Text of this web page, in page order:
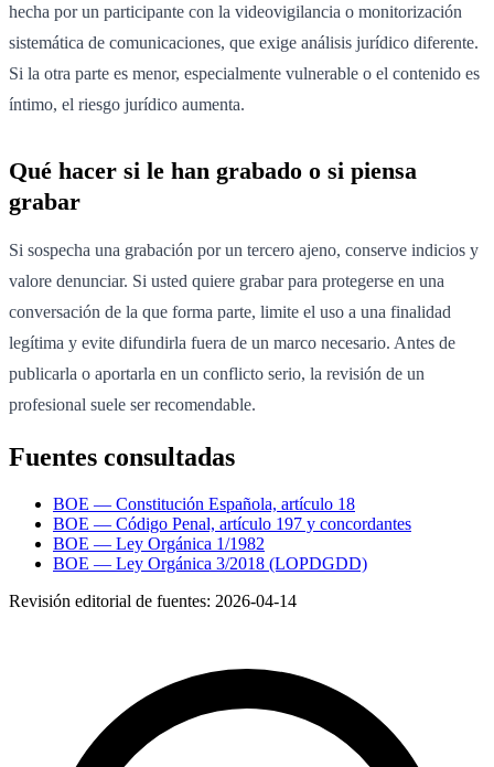
hecha por un participante con la videovigilancia o monitorización
sistemática de comunicaciones, que exige análisis jurídico diferente.
Si la otra parte es menor, especialmente vulnerable o el contenido es
íntimo, el riesgo jurídico aumenta.
Qué hacer si le han grabado o si piensa
grabar
Si sospecha una grabación por un tercero ajeno, conserve indicios y
valore denunciar. Si usted quiere grabar para protegerse en una
conversación de la que forma parte, limite el uso a una finalidad
legítima y evite difundirla fuera de un marco necesario. Antes de
publicarla o aportarla en un conflicto serio, la revisión de un
profesional suele ser recomendable.
Fuentes consultadas
BOE — Constitución Española, artículo 18
BOE — Código Penal, artículo 197 y concordantes
BOE — Ley Orgánica 1/1982
BOE — Ley Orgánica 3/2018 (LOPDGDD)
Revisión editorial de fuentes: 2026-04-14